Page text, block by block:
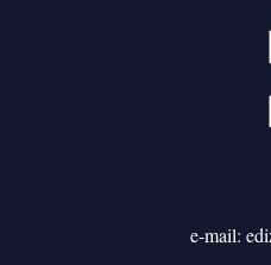
e-mail: